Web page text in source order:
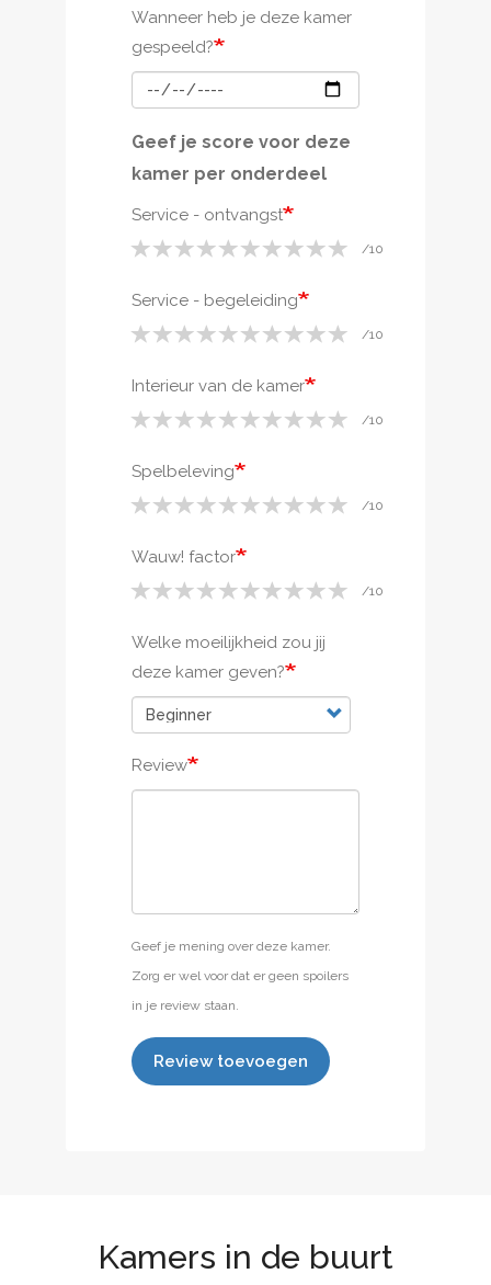
Wanneer heb je deze kamer
gespeeld?
Geef je score voor deze
kamer per onderdeel
Service - ontvangst
Service - begeleiding
Interieur van de kamer
Spelbeleving
Wauw! factor
Welke moeilijkheid zou jij
deze kamer geven?
Review
Geef je mening over deze kamer.
Zorg er wel voor dat er geen spoilers
in je review staan.
Review toevoegen
Kamers in de buurt